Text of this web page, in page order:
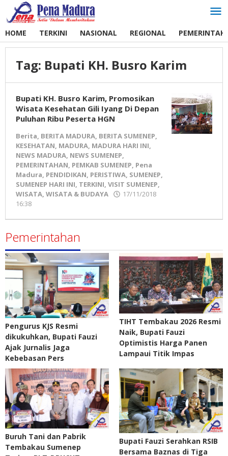
Lewati
ke
HOME TERKINI NASIONAL REGIONAL
Tag: Bupati KH. Busro Karim
Bupati KH. Busro Karim, Promosikan
Wisata Kesehatan Gili Iyang Di Depan
Puluhan Ribu Peserta HGN
Berita, BERITA MADURA, BERITA SUMENEP,
KESEHATAN, MADURA, MADURA HARI INI,
NEWS MADURA, NEWS SUMENEP,
PEMERINTAHAN, PEMKAB SUMENEP, Pena
Madura, PENDIDIKAN, PERISTIWA, SUMENEP,
SUMENEP HARI INI, TERKINI, VISIT SUMENEP,
WISATA, WISATA & BUDAYA
17/11/2018
16:38
Madura
Pemerintahan
Pengurus KJS Resmi
dikukuhkan, Bupati Fauzi
Ajak Jurnalis Jaga
Kebebasan Pers
TIHT Tembakau 2026 Resmi
Naik, Bupati Fauzi
Optimistis Harga Panen
Lampaui Titik Impas
Buruh Tani dan Pabrik
Tembakau Sumenep
Bupati Fauzi Serahkan RSIB
Bersama Baznas di Tiga